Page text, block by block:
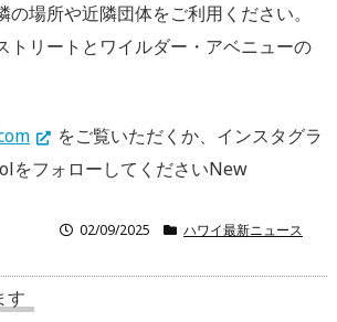
場所や近隣団体をご利用ください。
トリートとワイルダー・アベニューの
をご覧いただくか、 インスタグラ
をフォローしてくださいNew
02/09/2025 ハワイ最新ニュース
す